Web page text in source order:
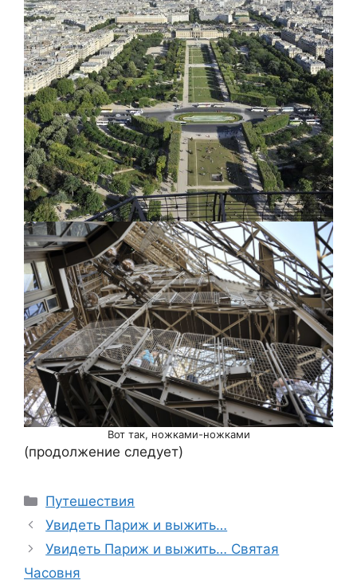
Вот так, ножками-ножками
(продолжение следует)
Categories
Путешествия
Увидеть Париж и выжить…
Увидеть Париж и выжить… Святая
Часовня